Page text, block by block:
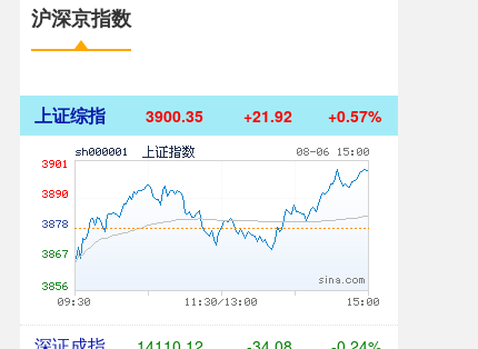
沪深京指数
上证综指 3900.35 +21.92 +0.57%